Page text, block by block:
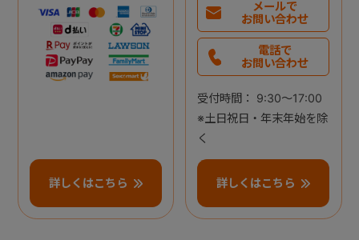
詳しくはこちら
メールで
お問い合わせ
電話で
お問い合わせ
受付時間： 9:30～17:00
※土日祝日・年末年始を除
く
詳しくはこちら